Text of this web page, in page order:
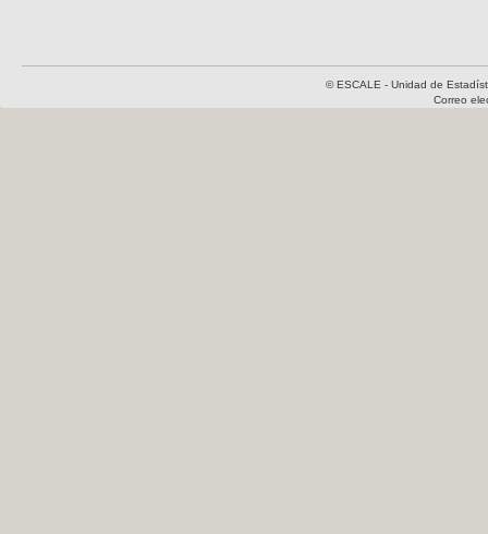
© ESCALE - Unidad de
Correo